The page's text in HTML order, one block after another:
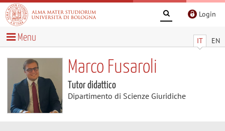
Login
IT EN
Menu
Marco Fusaroli
Tutor didattico
Dipartimento di Scienze Giuridiche